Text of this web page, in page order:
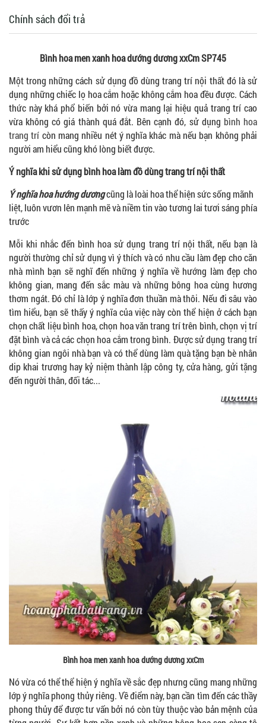
Chính sách đổi trả
Bình hoa men xanh hoa dướng dương xxCm SP745
Một trong những cách sử dụng đồ dùng trang trí nội thất đó là sử
dụng những chiếc lọ hoa cắm hoặc không cắm hoa đều được. Cách
thức này khá phổ biến bởi nó vừa mang lại hiệu quả trang trí cao
vừa không có giá thành quá đắt. Bên cạnh đó, sử dụng bình hoa
trang trí còn mang nhiều nét ý nghĩa khác mà nếu bạn không phải
người am hiểu cũng khó lòng biết được.
Ý nghĩa khi sử dụng bình hoa làm đồ dùng trang trí nội thất
Ý nghĩa hoa hướng dươngcũng là loài hoa thể hiện sức sống mãnh
liệt, luôn vươn lên mạnh mẽ và niềm tin vào tương lai tươi sáng phía
trước
Mỗi khi nhắc đến bình hoa sử dụng trang trí nội thất, nếu bạn là
người thường chỉ sử dụng vì ý thích và có nhu cầu làm đẹp cho căn
nhà mình bạn sẽ nghĩ đến những ý nghĩa về hướng làm đẹp cho
không gian, mang đến sắc màu và những bông hoa cùng hương
thơm ngát. Đó chỉ là lớp ý nghĩa đơn thuần mà thôi. Nếu đi sâu vào
tìm hiểu, bạn sẽ thấy ý nghĩa của việc này còn thể hiện ở cách bạn
chọn chất liệu bình hoa, chọn hoa văn trang trí trên bình, chọn vị trí
đặt bình và cả các chọn hoa cắm trong bình. Được sử dụng trang trí
không gian ngôi nhà bạn và có thể dùng làm quà tặng bạn bè nhân
dip khai trương hay kỷ niệm thành lập công ty, cửa hàng, gửi tặng
đến người thân, đối tác...
Bình hoa men xanh hoa dướng dương xxCm
Nó vừa có thể thể hiện ý nghĩa về sắc đẹp nhưng cũng mang những
lớp ý nghĩa phong thủy riêng. Về điểm này, bạn cần tìm đến các thầy
phong thủy để được tư vấn bởi nó còn tùy thuộc vào bản mệnh của